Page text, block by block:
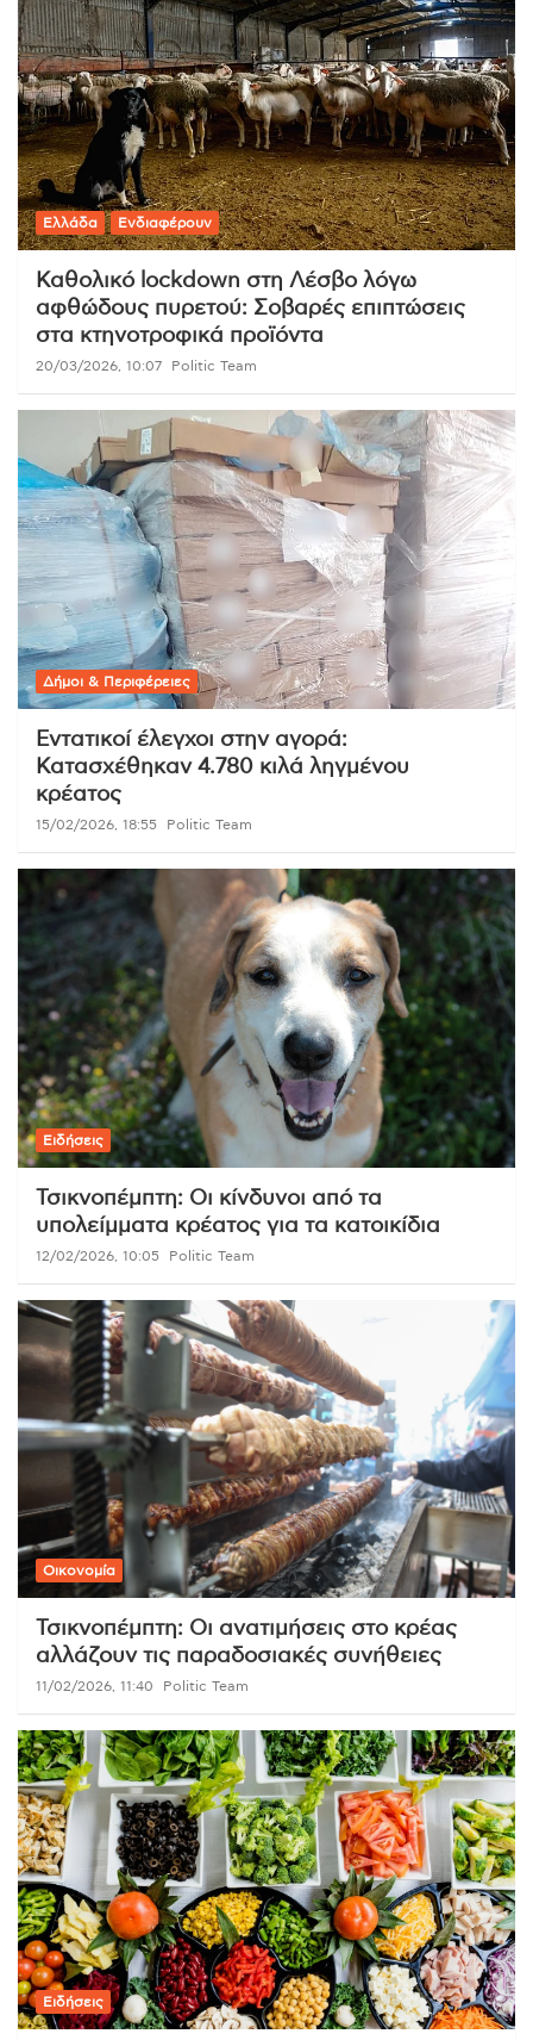
Ελλάδα Ενδιαφέρουν
Καθολικό lockdown στη Λέσβο λόγω
αφθώδους πυρετού: Σοβαρές επιπτώσεις
στα κτηνοτροφικά προϊόντα
20/03/2026, 10:07 Politic Team
Δήμοι & Περιφέρειες
Εντατικοί έλεγχοι στην αγορά:
Κατασχέθηκαν 4.780 κιλά ληγμένου
κρέατος
15/02/2026, 18:55 Politic Team
Ειδήσεις
Τσικνοπέμπτη: Οι κίνδυνοι από τα
υπολείμματα κρέατος για τα κατοικίδια
12/02/2026, 10:05 Politic Team
Οικονομία
Τσικνοπέμπτη: Οι ανατιμήσεις στο κρέας
αλλάζουν τις παραδοσιακές συνήθειες
11/02/2026, 11:40 Politic Team
Ειδήσεις